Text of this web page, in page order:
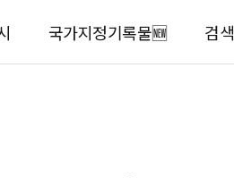
국가지정기록물🆕 검색